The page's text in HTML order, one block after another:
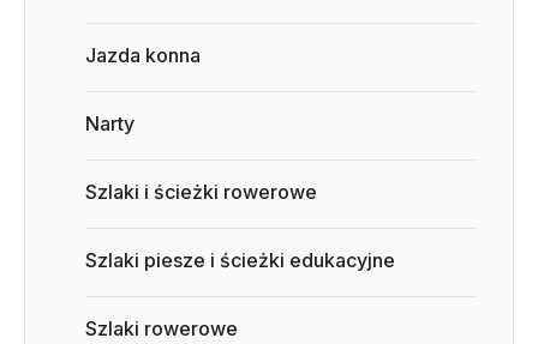
Jazda konna
Narty
Szlaki i ścieżki rowerowe
Szlaki piesze i ścieżki edukacyjne
Szlaki rowerowe